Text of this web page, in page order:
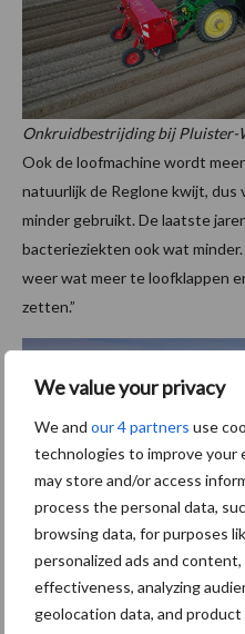
We value your privacy
We and our 4 partners use
technologies to improve your
may store and/or access
process the personal data,
browsing data, for purposes
personalized ads and
effectiveness, analyzing
geolocation data, and
Onkruidbestrijding bij Pluister-
Ook de loofmachine wordt
natuurlijk de Reglone kwijt,
minder gebruikt. De laatste
bacterieziekten ook wat
weer wat meer te loofklappen
zetten.”